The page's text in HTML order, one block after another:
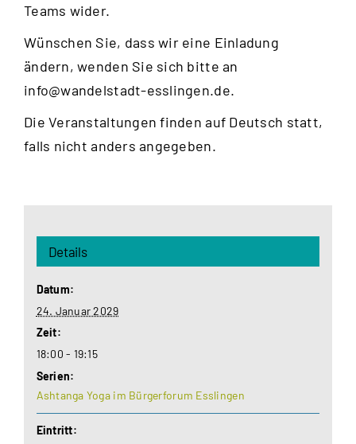
Teams wider.
Wünschen Sie, dass wir eine Einladung
ändern, wenden Sie sich bitte an
info@wandelstadt-esslingen.de.
Die Veranstaltungen finden auf Deutsch statt,
falls nicht anders angegeben.
Details
Datum:
24. Januar 2029
Zeit:
18:00 - 19:15
Serien:
Ashtanga Yoga im Bürgerforum Esslingen
Eintritt: